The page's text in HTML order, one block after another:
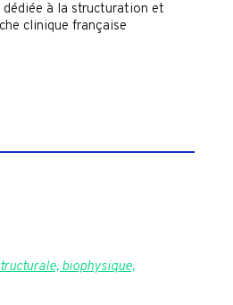
à la structuration et
clinique française
biophysique,